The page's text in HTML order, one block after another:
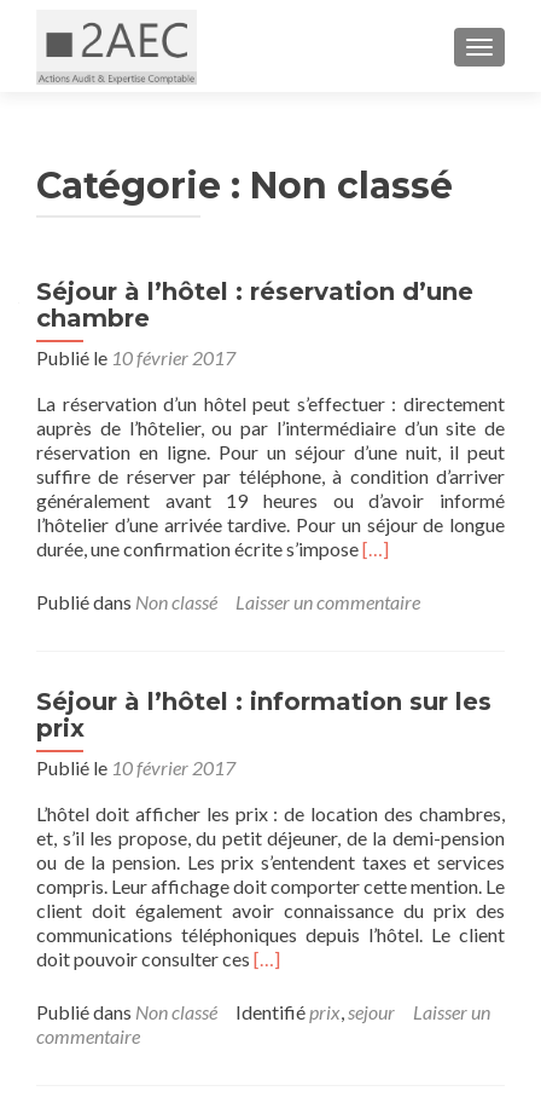
Catégorie : Non classé
Séjour à l’hôtel : réservation d’une
chambre
Publié le 10 février 2017
La réservation d’un hôtel peut s’effectuer : directement
auprès de l’hôtelier, ou par l’intermédiaire d’un site de
réservation en ligne. Pour un séjour d’une nuit, il peut
suffire de réserver par téléphone, à condition d’arriver
généralement avant 19 heures ou d’avoir informé
l’hôtelier d’une arrivée tardive. Pour un séjour de longue
durée, une confirmation écrite s’imposeEn
plus
:
réservation
[…]
Publié dans Non classé Laisser un commentaire
Séjour à l’hôtel : information sur les
prix
Publié le 10 février 2017
L’hôtel doit afficher les prix : de location des chambres,
et, s’il les propose, du petit déjeuner, de la demi-pension
ou de la pension. Les prix s’entendent taxes et services
compris. Leur affichage doit comporter cette mention. Le
client doit également avoir connaissance du prix des
communications téléphoniques depuis l’hôtel. Le client
doit pouvoir consulter ces En
plus
surSéjour
[…]
Publié dans Non classé Identifiéprix,sejour
Laisser un
commentaire